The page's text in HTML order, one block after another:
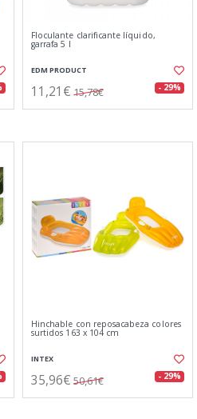
Floculante clarificante líquido,
garrafa 5 l
EDM PRODUCT
11,21€ 15,78€ - 29%
Hinchable con reposacabeza colores
surtidos 163 x 104 cm
INTEX
35,96€ 50,61€ - 29%